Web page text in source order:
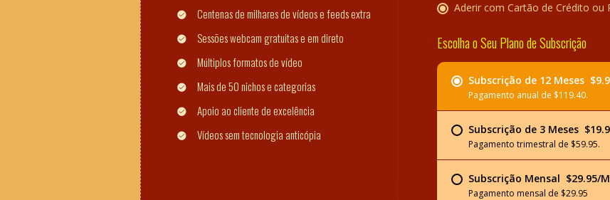
Aderir com Cartão de Crédito ou
Escolha o Seu Plano de Subscrição
Subscrição de 12 Meses 
Pagamento anual de $119.40.
Subscrição de 3 Meses 
Pagamento trimestral de $59.95.
Subscrição Mensal  $29.95/
Pagamento mensal de $29.95
Centenas de milhares de vídeos e feeds extra
Sessões webcam gratuitas e em direto
Múltiplos formatos de vídeo
Mais de 50 nichos e categorias
Apoio ao cliente de excelência
Vídeos sem tecnologia anticópia